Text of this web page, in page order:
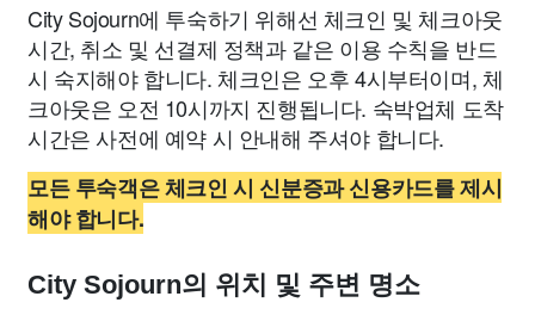
City Sojourn에 투숙하기 위해선 체크인 및 체크아웃
시간, 취소 및 선결제 정책과 같은 이용 수칙을 반드
시 숙지해야 합니다. 체크인은 오후 4시부터이며, 체
크아웃은 오전 10시까지 진행됩니다. 숙박업체 도착
시간은 사전에 예약 시 안내해 주셔야 합니다.
모든 투숙객은 체크인 시 신분증과 신용카드를 제시
해야 합니다.
City Sojourn의 위치 및 주변 명소